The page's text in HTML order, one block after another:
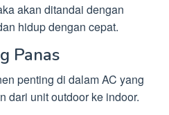
akan ditandai dengan
hidup dengan cepat.
Panas
penting di dalam AC yang
dari unit outdoor ke indoor.